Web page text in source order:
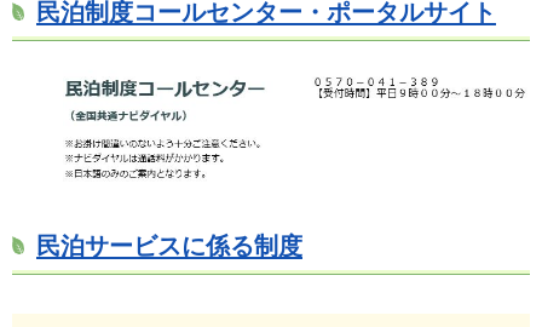
民泊制度コールセンター・ポータルサイト
民泊サービスに係る制度